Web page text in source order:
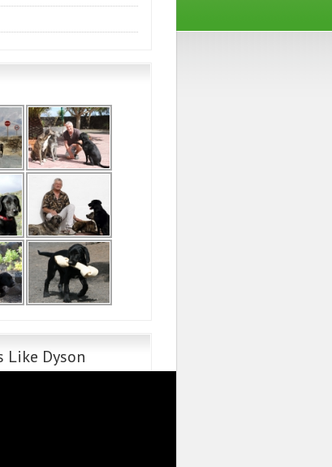
Like Dyson